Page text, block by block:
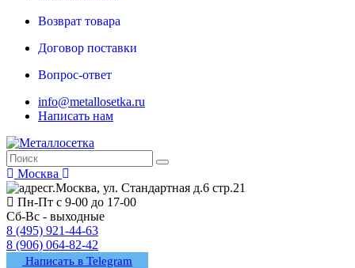
Возврат товара
Договор поставки
Вопрос-ответ
info@metallosetka.ru
Написать нам
Москва
г.Москва, ул. Стандартная д.6 стр.21
Пн-Пт с 9-00 до 17-00
Сб-Вс - выходные
8 (495) 921-44-63
8 (906) 064-82-42
Написать в Telegram